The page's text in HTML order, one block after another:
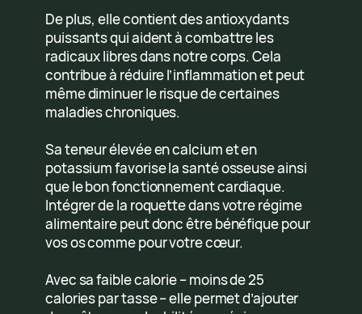
De plus, elle contient des antioxydants
puissants qui aident à combattre les
radicaux libres dans notre corps. Cela
contribue à réduire l’inflammation et peut
même diminuer le risque de certaines
maladies chroniques.
Sa teneur élevée en calcium et en
potassium favorise la santé osseuse ainsi
que le bon fonctionnement cardiaque.
Intégrer de la roquette dans votre régime
alimentaire peut donc être bénéfique pour
vos os comme pour votre cœur.
Avec sa faible calorie – moins de 25
calories par tasse – elle permet d’ajouter